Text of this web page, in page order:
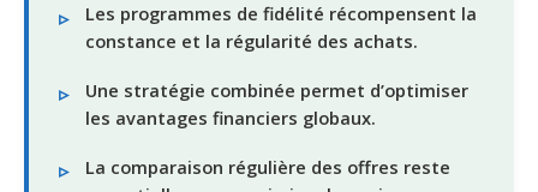
Les programmes de fidélité récompensent la
constance et la régularité des achats.
Une stratégie combinée permet d’optimiser
les avantages financiers globaux.
La comparaison régulière des offres reste